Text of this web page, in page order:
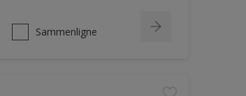
Sammenligne